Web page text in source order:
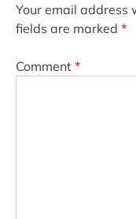
Your email address
fields are marked *
Comment *